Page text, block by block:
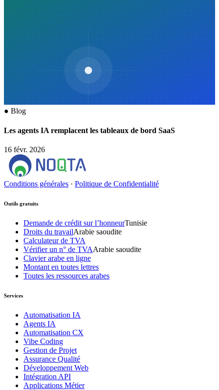
● Blog
Les agents IA remplacent les tableaux de bord SaaS
16 févr. 2026
Conditions générales · Politique de Confidentialité
Outils gratuits
Demande de crédit sur l’honneurTunisie
Droits du travailArabie saoudite
Calculateur de TVA
Vérifier un n° de TVAArabie saoudite
Clavier arabe en ligne
Montant en toutes lettres
Toutes les ressources arabes
Services
Automatisation IA
Agents IA
Automatisation CX
Vibe Coding
Gestion de Projet
Assurance Qualité
Développement Web
Intégration API
Applications Métier